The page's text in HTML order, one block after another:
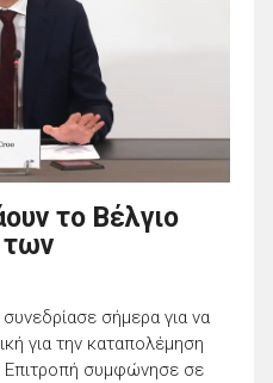
το Βέλγιο
των
σήμερα για να
για την καταπολέμηση
Επιτροπή συμφώνησε σε